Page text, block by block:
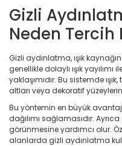
Gizli
Neden Tercih
Gizli aydınlatma, ışık
genellikle dolaylı ışık yayılımı
yaklaşımıdır. Bu sistemde
altları veya dekoratif
Bu yöntemin en büyük
dağılımı sağlamasıdır.
görünmesine yardımcı olur.
alanlarda gizli aydınlatma